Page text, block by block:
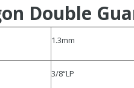
Double
1.3mm
3/8“LP